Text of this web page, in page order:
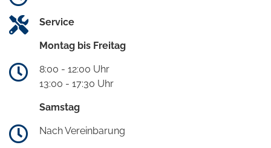
Service
Montag bis Freitag
8:00 - 12:00 Uhr
13:00 - 17:30 Uhr
Samstag
Nach Vereinbarung